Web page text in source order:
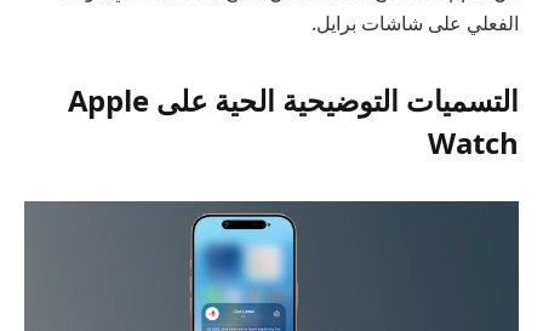
الفعلي على شاشات برايل.
التسميات التوضيحية الحية على Apple
Watch